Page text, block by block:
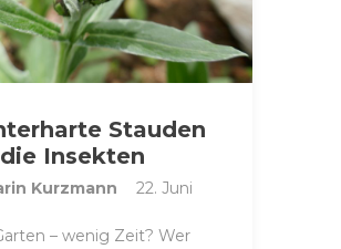
Stauden
Insekten
Kurzmann 22. Juni
– wenig Zeit? Wer